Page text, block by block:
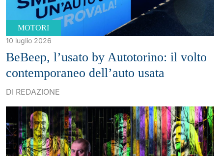
MOTORI
10 luglio 2026
BeBeep, l’usato by Autotorino: il volto
contemporaneo dell’auto usata
DI REDAZIONE